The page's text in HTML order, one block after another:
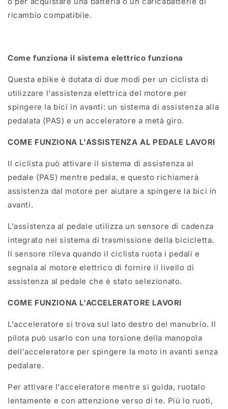
ricambio compatibile.
Come funziona il sistema elettrico funziona
Questa ebike è dotata di due modi per un ciclista di
utilizzare l'assistenza elettrica del motore per
spingere la bici in avanti: un sistema di assistenza alla
pedalata (PAS) e un acceleratore a metà giro.
COME FUNZIONA L'ASSISTENZA AL PEDALE LAVORI
Il ciclista può attivare il sistema di assistenza al
pedale (PAS) mentre pedala, e questo richiamerà
assistenza dal motore per aiutare a spingere la bici in
avanti.
L'assistenza al pedale utilizza un sensore di cadenza
integrato nel sistema di trasmissione della bicicletta.
Il sensore rileva quando il ciclista ruota i pedali e
segnala al motore elettrico di fornire il livello di
assistenza al pedale che è stato selezionato.
COME FUNZIONA L'ACCELERATORE LAVORI
L'acceleratore si trova sul lato destro del manubrio. Il
pilota può usarlo con una torsione della manopola
dell'acceleratore per spingere la moto in avanti senza
pedalare.
Per attivare l'acceleratore mentre si guida, ruotalo
lentamente e con attenzione verso di te. Più lo ruoti,